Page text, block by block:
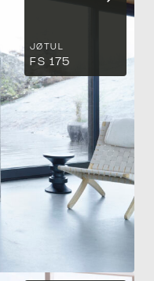
JØTUL
FS 175